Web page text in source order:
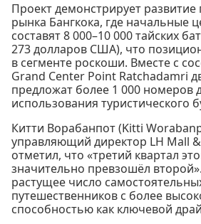
Проект демонстрирует развитие
рынка Бангкока, где начальные
составят 8 000–10 000 тайских
273 долларов США), что
в сегменте роскоши. Вместе с
Grand Center Point Ratchadamri
предложат более 1 000 номеров
использования туристического
Китти Ворабанпот (Kitti
управляющий директор LH Mall
отметил, что «третий квартал
значительно превзошёл
растущее число
путешественников с более
способностью как ключевой